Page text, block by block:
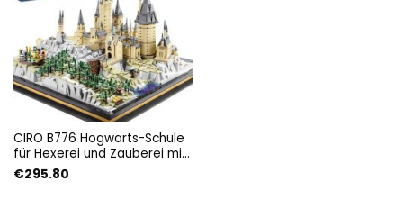
CIRO B776 Hogwarts-Schule
für Hexerei und Zauberei mit
6862 Teilen
€295.80